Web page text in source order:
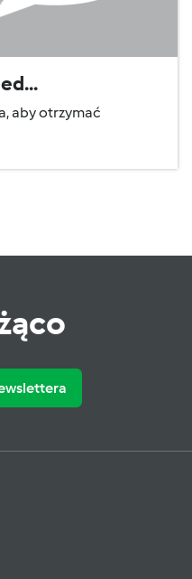
aby otrzymać